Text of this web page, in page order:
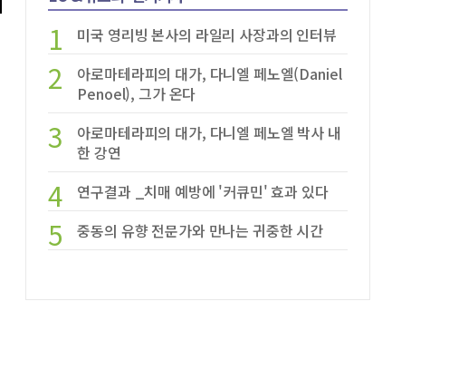
1 미국 영리빙 본사의 라일리 사장과의 인터뷰
2
아로마테라피의 대가, 다니엘 페노엘(Daniel
Penoel), 그가 온다
3
아로마테라피의 대가, 다니엘 페노엘 박사 내
한 강연
4 연구결과 _치매 예방에 '커큐민' 효과 있다
5 중동의 유향 전문가와 만나는 귀중한 시간